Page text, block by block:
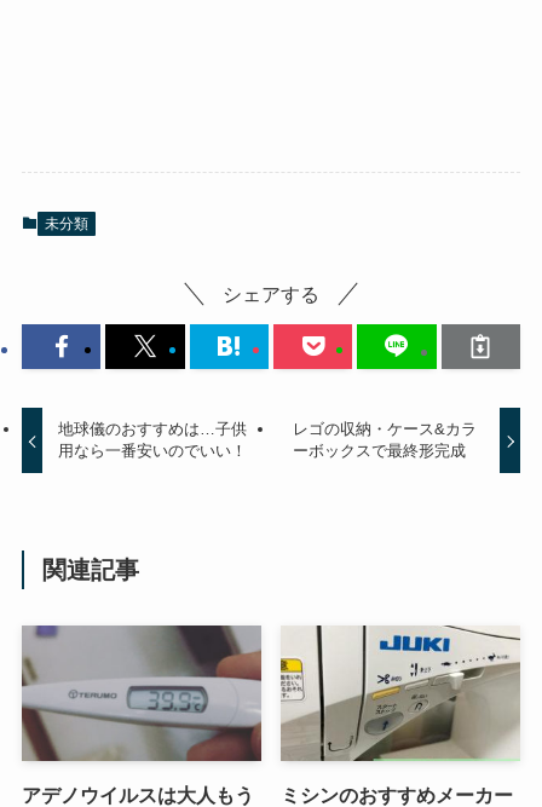
未分類
シェアする
地球儀のおすすめは…子供
用なら一番安いのでいい！
レゴの収納・ケース&カラ
ーボックスで最終形完成
関連記事
アデノウイルスは大人もう
ミシンのおすすめメーカー